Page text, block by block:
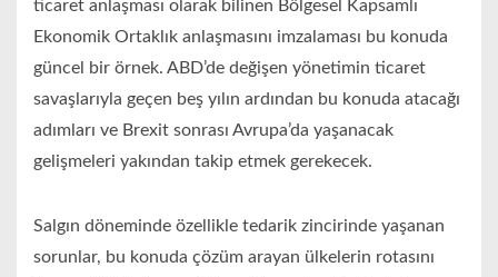
ticaret anlaşması olarak bilinen Bölgesel Kapsamlı
Ekonomik Ortaklık anlaşmasını imzalaması bu konuda
güncel bir örnek. ABD’de değişen yönetimin ticaret
savaşlarıyla geçen beş yılın ardından bu konuda atacağı
adımları ve Brexit sonrası Avrupa’da yaşanacak
gelişmeleri yakından takip etmek gerekecek.
Salgın döneminde özellikle tedarik zincirinde yaşanan
sorunlar, bu konuda çözüm arayan ülkelerin rotasını